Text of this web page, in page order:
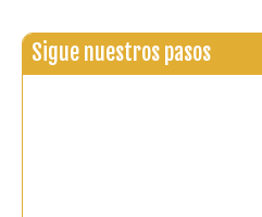
Sigue nuestros pasos